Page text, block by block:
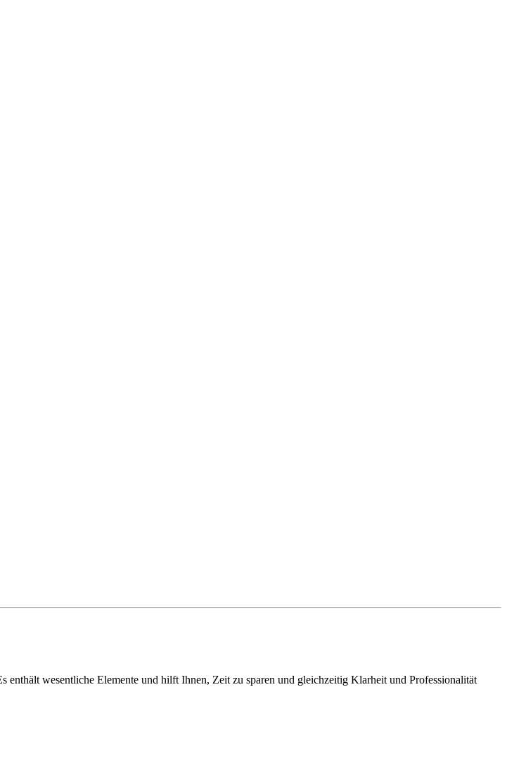
wesentliche Elemente und hilft Ihnen, Zeit zu sparen und gleichzeitig Klarheit und Professionalität